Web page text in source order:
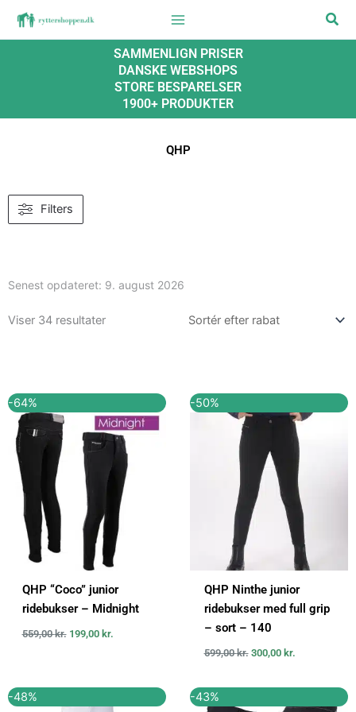
Søg
SAMMENLIGN PRISER
DANSKE WEBSHOPS
STORE BESPARELSER
1900+ PRODUKTER
QHP
Filters
Senest opdateret: 9. august 2026
Viser 34 resultater
-64%
QHP “Coco” junior
ridebukser – Midnight
559,00kr.
oprindelige
var:
559,00 kr..
199,00 kr.
aktuelle
pris
er:
199,00 kr..
-50%
QHP Ninthe junior
ridebukser med full grip
– sort – 140
599,00kr.
oprindelige
599,00 kr..
300,00 kr.
aktuelle
pris
er:
-48%
oprindeligeaktuelle
-43%
oprindeligeaktuelle